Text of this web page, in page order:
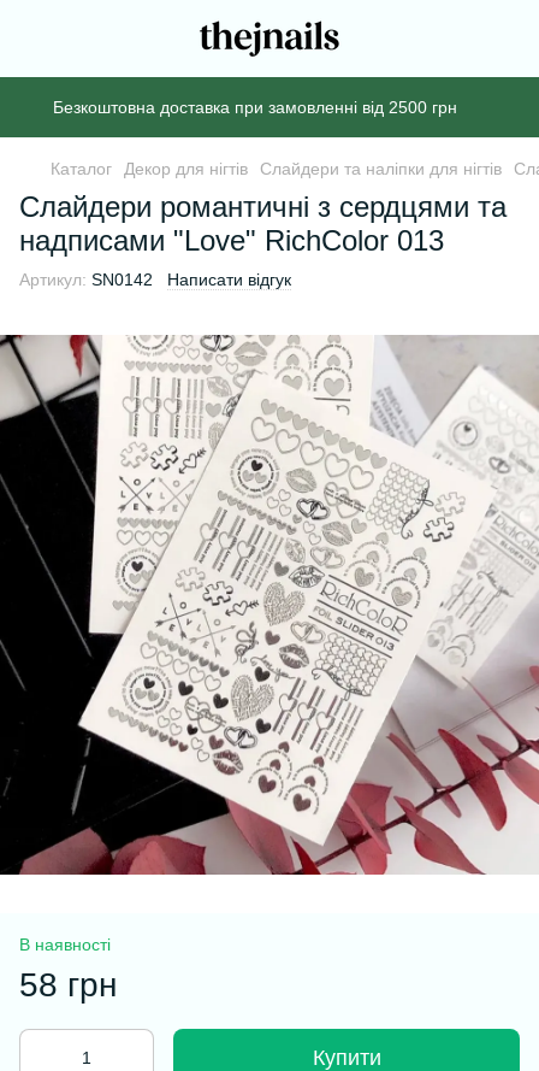
Безкоштовна доставка при замовленні від 2500 грн
Каталог Декор для нігтів Слайдери та наліпки для нігтів
Слайдери романтичні з сердцями та
надписами "Love" RichColor 013
Артикул: SN0142 Написати відгук
В наявності
58 грн
Купити